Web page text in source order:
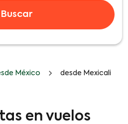
Buscar
México desde Mexicali
en vuelos